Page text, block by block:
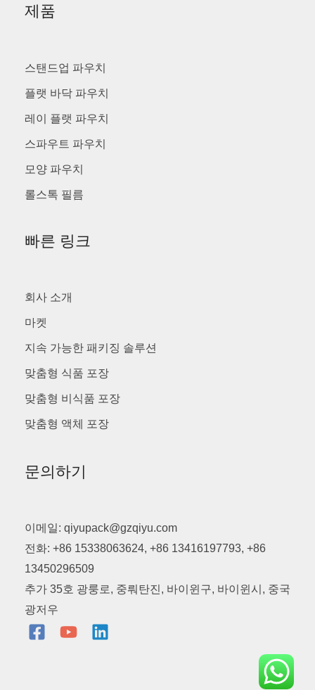
제품
스탠드업 파우치
플랫 바닥 파우치
레이 플랫 파우치
스파우트 파우치
모양 파우치
롤스톡 필름
빠른 링크
회사 소개
마켓
지속 가능한 패키징 솔루션
맞춤형 식품 포장
맞춤형 비식품 포장
맞춤형 액체 포장
문의하기
이메일: qiyupack@gzqiyu.com
전화: +86 15338063624, +86 13416197793, +86
13450296509
추가 35호 광룽로, 중뤄탄진, 바이윈구, 바이윈시, 중국
광저우